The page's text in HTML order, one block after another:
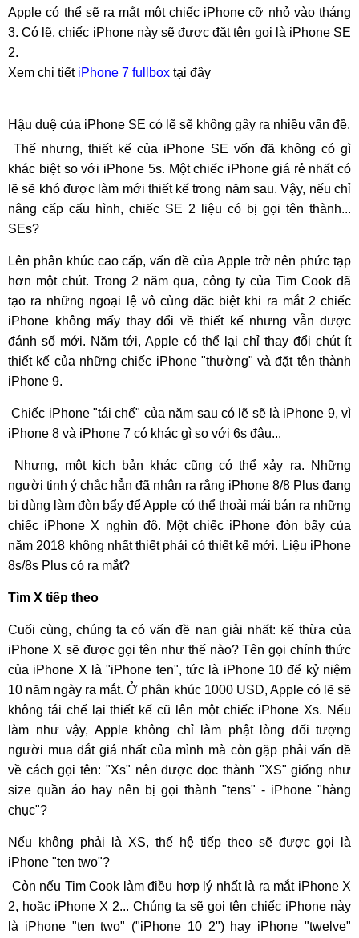
Apple có thể sẽ ra mắt một chiếc iPhone cỡ nhỏ vào tháng
3. Có lẽ, chiếc iPhone này sẽ được đặt tên gọi là iPhone SE
2.
Xem chi tiết iPhone 7 fullbox tại đây
Hậu duệ của iPhone SE có lẽ sẽ không gây ra nhiều vấn đề.
Thế nhưng, thiết kế của iPhone SE vốn đã không có gì
khác biệt so với iPhone 5s. Một chiếc iPhone giá rẻ nhất có
lẽ sẽ khó được làm mới thiết kế trong năm sau. Vậy, nếu chỉ
nâng cấp cấu hình, chiếc SE 2 liệu có bị gọi tên thành...
SEs?
Lên phân khúc cao cấp, vấn đề của Apple trở nên phức tạp
hơn một chút. Trong 2 năm qua, công ty của Tim Cook đã
tạo ra những ngoại lệ vô cùng đặc biệt khi ra mắt 2 chiếc
iPhone không mấy thay đổi về thiết kế nhưng vẫn được
đánh số mới. Năm tới, Apple có thể lại chỉ thay đổi chút ít
thiết kế của những chiếc iPhone "thường" và đặt tên thành
iPhone 9.
Chiếc iPhone "tái chế" của năm sau có lẽ sẽ là iPhone 9, vì
iPhone 8 và iPhone 7 có khác gì so với 6s đâu...
Nhưng, một kịch bản khác cũng có thể xảy ra. Những
người tinh ý chắc hẳn đã nhận ra rằng iPhone 8/8 Plus đang
bị dùng làm đòn bẩy để Apple có thể thoải mái bán ra những
chiếc iPhone X nghìn đô. Một chiếc iPhone đòn bẩy của
năm 2018 không nhất thiết phải có thiết kế mới. Liệu iPhone
8s/8s Plus có ra mắt?
Tìm X tiếp theo
Cuối cùng, chúng ta có vấn đề nan giải nhất: kế thừa của
iPhone X sẽ được gọi tên như thế nào? Tên gọi chính thức
của iPhone X là "iPhone ten", tức là iPhone 10 để kỷ niệm
10 năm ngày ra mắt. Ở phân khúc 1000 USD, Apple có lẽ sẽ
không tái chế lại thiết kế cũ lên một chiếc iPhone Xs. Nếu
làm như vậy, Apple không chỉ làm phật lòng đối tượng
người mua đắt giá nhất của mình mà còn gặp phải vấn đề
về cách gọi tên: "Xs" nên được đọc thành "XS" giống như
size quần áo hay nên bị gọi thành "tens" - iPhone "hàng
chục"?
Nếu không phải là XS, thế hệ tiếp theo sẽ được gọi là
iPhone "ten two"?
Còn nếu Tim Cook làm điều hợp lý nhất là ra mắt iPhone X
2, hoặc iPhone X 2... Chúng ta sẽ gọi tên chiếc iPhone này
là iPhone "ten two" ("iPhone 10 2") hay iPhone "twelve"